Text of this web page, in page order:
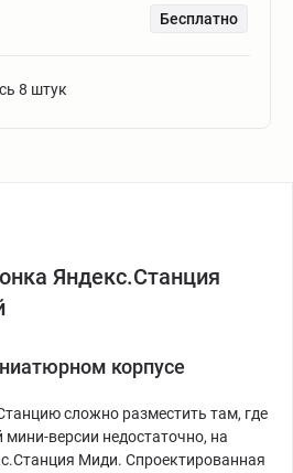
Бесплатно
8 штук
Яндекс.Станция
корпусе
сложно разместить там, где
мини-версии недостаточно, на
Миди. Спроектированная